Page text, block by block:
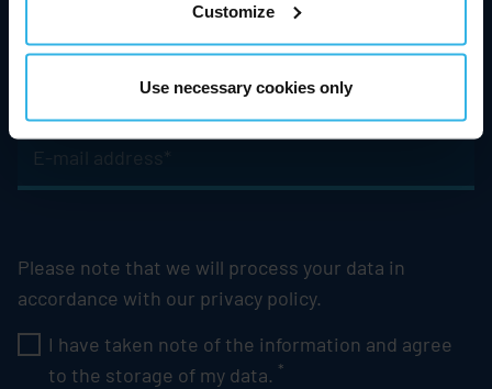
Customize
Use necessary cookies only
Telephone
E-
Please note that we will process your data in
accordance with our privacy policy.
I have taken note of the information and agree
to the storage of my data. *
Pflichtfeld